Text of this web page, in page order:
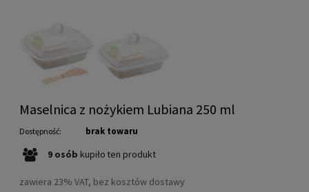
Maselnica z nożykiem Lubiana 250 ml
Dostępność: brak towaru
9 osób kupiło ten produkt
zawiera 23% VAT, bez kosztów dostawy